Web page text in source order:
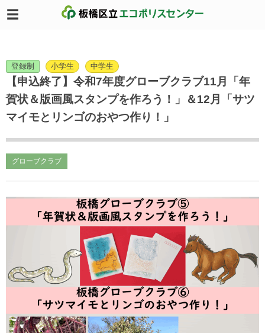
登録制 小学生 中学生
【申込終了】令和7年度グローブクラブ11月「年
賀状＆版画風スタンプを作ろう！」＆12月「サツ
マイモとリンゴのおやつ作り！」
グローブクラブ